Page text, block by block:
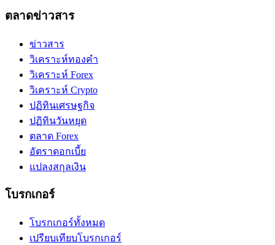
ตลาดข่าวสาร
ข่าวสาร
วิเคราะห์ทองคำ
วิเคราะห์ Forex
วิเคราะห์ Crypto
ปฏิทินเศรษฐกิจ
ปฏิทินวันหยุด
ตลาด Forex
อัตราดอกเบี้ย
แปลงสกุลเงิน
โบรกเกอร์
โบรกเกอร์ทั้งหมด
เปรียบเทียบโบรกเกอร์